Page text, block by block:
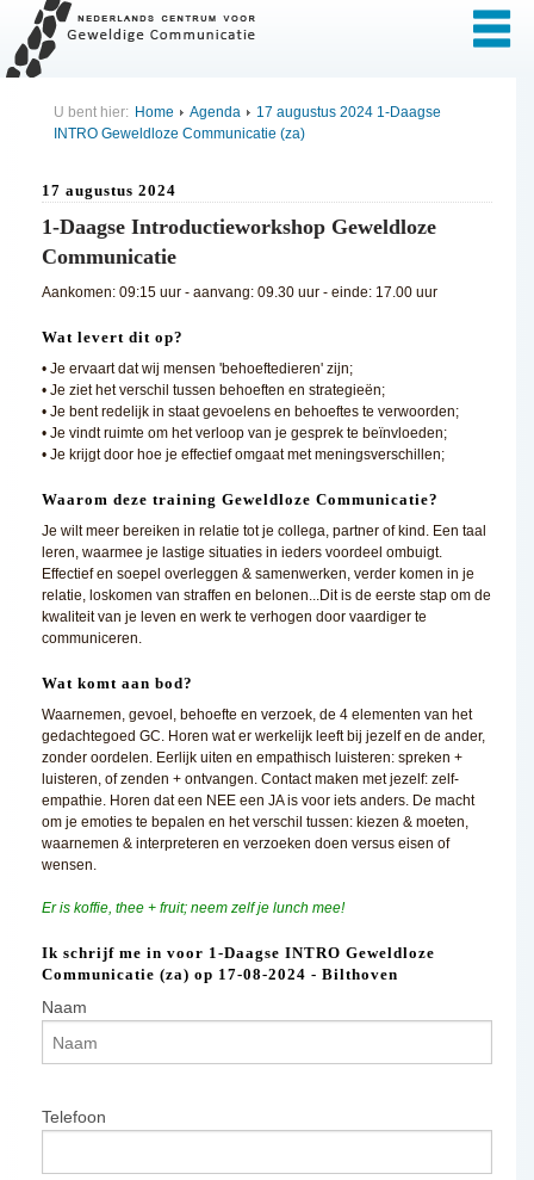
U bent hier: Home Agenda
17 augustus 2024 1-Daagse
INTRO Geweldloze Communicatie (za)
17 augustus 2024
1-Daagse Introductieworkshop Geweldloze
Communicatie
Aankomen: 09:15 uur - aanvang: 09.30 uur - einde: 17.00 uur
Wat levert dit op?
• Je ervaart dat wij mensen 'behoeftedieren' zijn;
• Je ziet het verschil tussen behoeften en strategieën;
• Je bent redelijk in staat gevoelens en behoeftes te verwoorden;
• Je vindt ruimte om het verloop van je gesprek te beïnvloeden;
• Je krijgt door hoe je effectief omgaat met meningsverschillen;
Waarom deze training Geweldloze Communicatie?
Je wilt meer bereiken in relatie tot je collega, partner of kind. Een taal
leren, waarmee je lastige situaties in ieders voordeel ombuigt.
Effectief en soepel overleggen & samenwerken, verder komen in je
relatie, loskomen van straffen en belonen...Dit is de eerste stap om de
kwaliteit van je leven en werk te verhogen door vaardiger te
communiceren.
Wat komt aan bod?
Waarnemen, gevoel, behoefte en verzoek, de 4 elementen van het
gedachtegoed GC. Horen wat er werkelijk leeft bij jezelf en de ander,
zonder oordelen. Eerlijk uiten en empathisch luisteren: spreken +
luisteren, of zenden + ontvangen. Contact maken met jezelf: zelf-
empathie. Horen dat een NEE een JA is voor iets anders. De macht
om je emoties te bepalen en het verschil tussen: kiezen & moeten,
waarnemen & interpreteren en verzoeken doen versus eisen of
wensen.
Er is koffie, thee + fruit; neem zelf je lunch mee!
Ik schrijf me in voor 1-Daagse INTRO Geweldloze
Communicatie (za) op 17-08-2024 - Bilthoven
Naam
Telefoon